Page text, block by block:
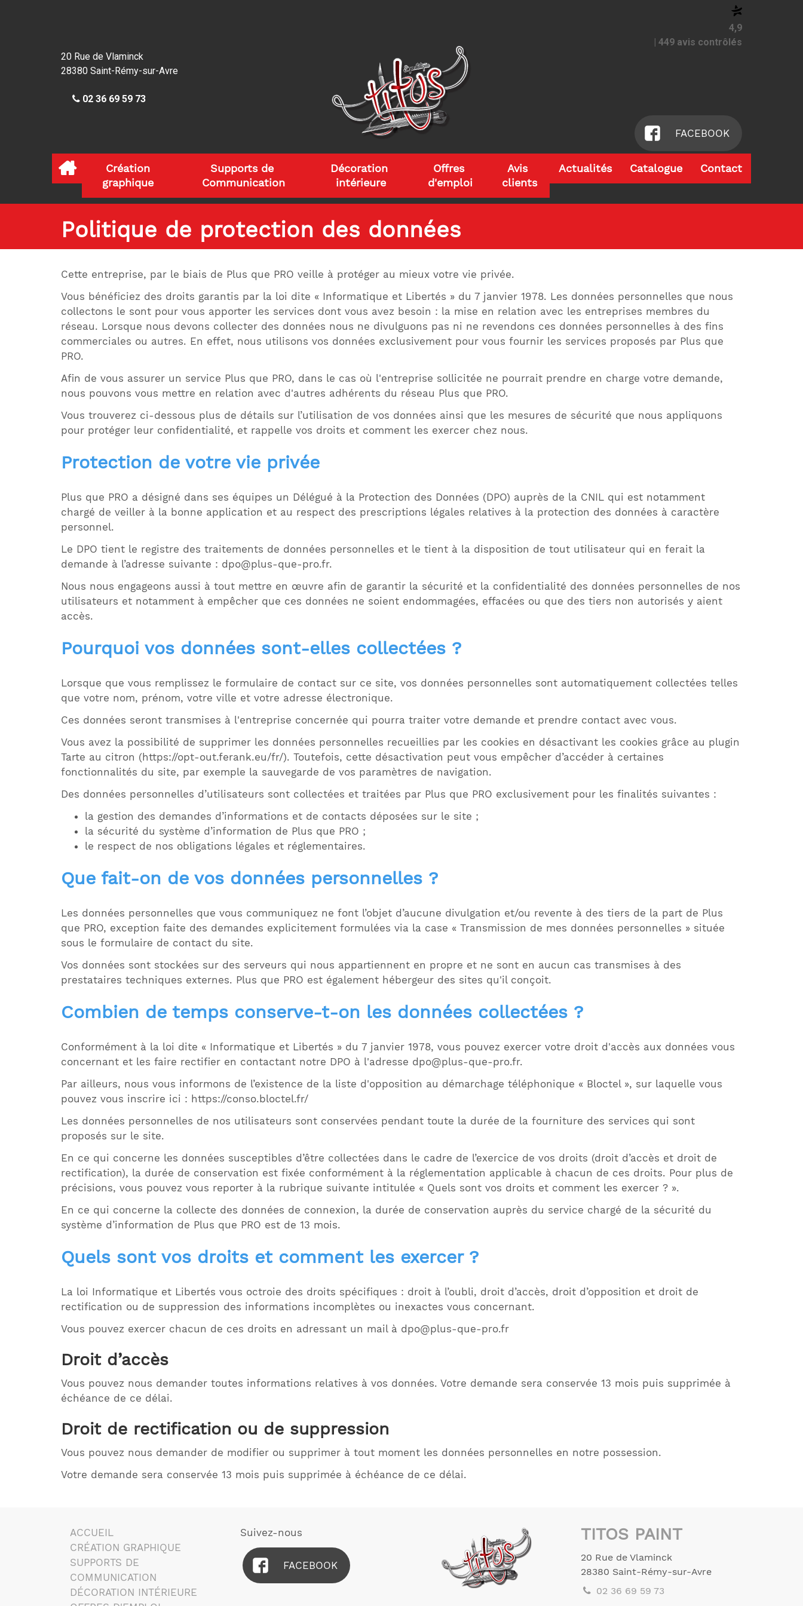
4,9
| 449 avis contrôlés
20 Rue de Vlaminck
28380 Saint-Rémy-sur-Avre
02 36 69 59 73
FACEBOOK
Création
graphique
Supports de
Communication
Décoration
intérieure
Offres
d'emploi
Avis
clients
Actualités Catalogue Contact
Politique de protection des données
Cette entreprise, par le biais de Plus que PRO veille à protéger au mieux votre vie privée.
Vous bénéficiez des droits garantis par la loi dite « Informatique et Libertés » du 7 janvier 1978. Les données personnelles que nous
collectons le sont pour vous apporter les services dont vous avez besoin : la mise en relation avec les entreprises membres du
réseau. Lorsque nous devons collecter des données nous ne divulguons pas ni ne revendons ces données personnelles à des fins
commerciales ou autres. En effet, nous utilisons vos données exclusivement pour vous fournir les services proposés par Plus que
PRO.
Afin de vous assurer un service Plus que PRO, dans le cas où l'entreprise sollicitée ne pourrait prendre en charge votre demande,
nous pouvons vous mettre en relation avec d'autres adhérents du réseau Plus que PRO.
Vous trouverez ci-dessous plus de détails sur l’utilisation de vos données ainsi que les mesures de sécurité que nous appliquons
pour protéger leur confidentialité, et rappelle vos droits et comment les exercer chez nous.
Protection de votre vie privée
Plus que PRO a désigné dans ses équipes un Délégué à la Protection des Données (DPO) auprès de la CNIL qui est notamment
chargé de veiller à la bonne application et au respect des prescriptions légales relatives à la protection des données à caractère
personnel.
Le DPO tient le registre des traitements de données personnelles et le tient à la disposition de tout utilisateur qui en ferait la
demande à l’adresse suivante : dpo@plus-que-pro.fr.
Nous nous engageons aussi à tout mettre en œuvre afin de garantir la sécurité et la confidentialité des données personnelles de nos
utilisateurs et notamment à empêcher que ces données ne soient endommagées, effacées ou que des tiers non autorisés y aient
accès.
Pourquoi vos données sont-elles collectées ?
Lorsque que vous remplissez le formulaire de contact sur ce site, vos données personnelles sont automatiquement collectées telles
que votre nom, prénom, votre ville et votre adresse électronique.
Ces données seront transmises à l'entreprise concernée qui pourra traiter votre demande et prendre contact avec vous.
Vous avez la possibilité de supprimer les données personnelles recueillies par les cookies en désactivant les cookies grâce au plugin
Tarte au citron (https://opt-out.ferank.eu/fr/). Toutefois, cette désactivation peut vous empêcher d’accéder à certaines
fonctionnalités du site, par exemple la sauvegarde de vos paramètres de navigation.
Des données personnelles d’utilisateurs sont collectées et traitées par Plus que PRO exclusivement pour les finalités suivantes :
la gestion des demandes d’informations et de contacts déposées sur le site ;
la sécurité du système d’information de Plus que PRO ;
le respect de nos obligations légales et réglementaires.
Que fait-on de vos données personnelles ?
Les données personnelles que vous communiquez ne font l’objet d’aucune divulgation et/ou revente à des tiers de la part de Plus
que PRO, exception faite des demandes explicitement formulées via la case « Transmission de mes données personnelles » située
sous le formulaire de contact du site.
Vos données sont stockées sur des serveurs qui nous appartiennent en propre et ne sont en aucun cas transmises à des
prestataires techniques externes. Plus que PRO est également hébergeur des sites qu'il conçoit.
Combien de temps conserve-t-on les données collectées ?
Conformément à la loi dite « Informatique et Libertés » du 7 janvier 1978, vous pouvez exercer votre droit d'accès aux données vous
concernant et les faire rectifier en contactant notre DPO à l'adresse dpo@plus-que-pro.fr.
Par ailleurs, nous vous informons de l’existence de la liste d'opposition au démarchage téléphonique « Bloctel », sur laquelle vous
pouvez vous inscrire ici : https://conso.bloctel.fr/
Les données personnelles de nos utilisateurs sont conservées pendant toute la durée de la fourniture des services qui sont
proposés sur le site.
En ce qui concerne les données susceptibles d’être collectées dans le cadre de l’exercice de vos droits (droit d’accès et droit de
rectification), la durée de conservation est fixée conformément à la réglementation applicable à chacun de ces droits. Pour plus de
précisions, vous pouvez vous reporter à la rubrique suivante intitulée « Quels sont vos droits et comment les exercer ? ».
En ce qui concerne la collecte des données de connexion, la durée de conservation auprès du service chargé de la sécurité du
système d’information de Plus que PRO est de 13 mois.
Quels sont vos droits et comment les exercer ?
La loi Informatique et Libertés vous octroie des droits spécifiques : droit à l’oubli, droit d’accès, droit d’opposition et droit de
rectification ou de suppression des informations incomplètes ou inexactes vous concernant.
Vous pouvez exercer chacun de ces droits en adressant un mail à dpo@plus-que-pro.fr
Droit d’accès
Vous pouvez nous demander toutes informations relatives à vos données. Votre demande sera conservée 13 mois puis supprimée à
échéance de ce délai.
Droit de rectification ou de suppression
Vous pouvez nous demander de modifier ou supprimer à tout moment les données personnelles en notre possession.
Votre demande sera conservée 13 mois puis supprimée à échéance de ce délai.
ACCUEIL
CRÉATION GRAPHIQUE
SUPPORTS DE
COMMUNICATION
DÉCORATION INTÉRIEURE
Suivez-nous
FACEBOOK
TITOS PAINT
20 Rue de Vlaminck
28380 Saint-Rémy-sur-Avre
02 36 69 59 73